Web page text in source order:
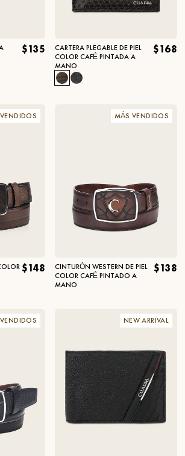
$135
CARTERA PLEGABLE DE PIEL
COLOR CAFÉ PINTADA A
MANO
$168
$148
MÁS VENDIDOS
CINTURÓN WESTERN DE PIEL
COLOR CAFÉ PINTADO A
MANO
$138
NEW ARRIVAL